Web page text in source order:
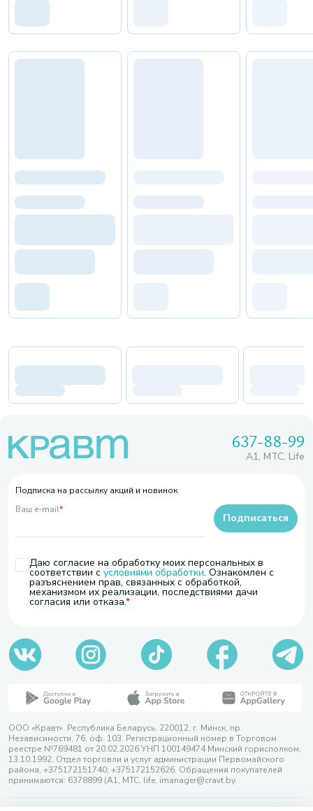
637-88-99
A1, МТС, Life
Подписка на рассылку акций и новинок
Ваш e-mail*
Даю согласие на обработку моих персональных в
соответствии с условиями обработки. Ознакомлен с
разъяснением прав, связанных с обработкой,
механизмом их реализации, последствиями дачи
согласия или отказа.
Подписаться
ООО «Кравт». Республика Беларусь, 220012, г. Минск, пр.
Независимости, 76, оф. 103. Регистрационный номер в Торговом
реестре №769481 от 20.02.2026 УНП 100149474 Минский горисполком,
13.10.1992. Отдел торговли и услуг администрации Первомайского
района, +375172151740; +375172152626. Обращения покупателей
принимаются: 6378899 (А1, МТС, life, imanager@cravt.by.